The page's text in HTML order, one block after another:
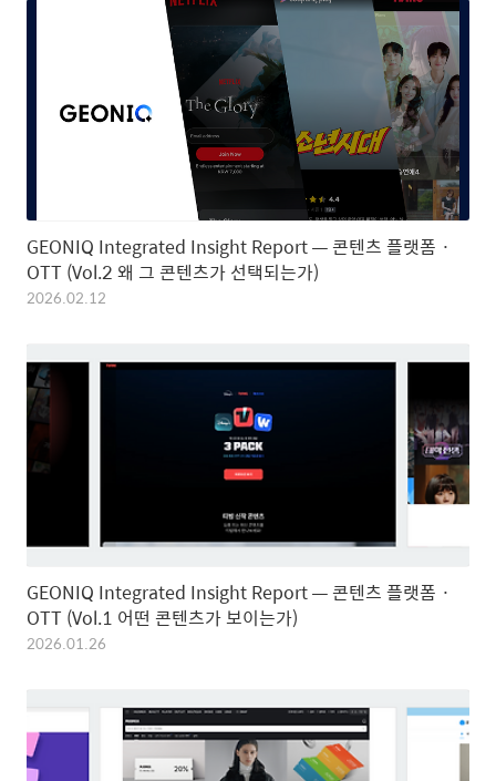
GEONIQ Integrated Insight Report — 콘텐츠 플랫폼 ·
OTT (Vol.2 왜 그 콘텐츠가 선택되는가)
2026.02.12
GEONIQ Integrated Insight Report — 콘텐츠 플랫폼 ·
OTT (Vol.1 어떤 콘텐츠가 보이는가)
2026.01.26